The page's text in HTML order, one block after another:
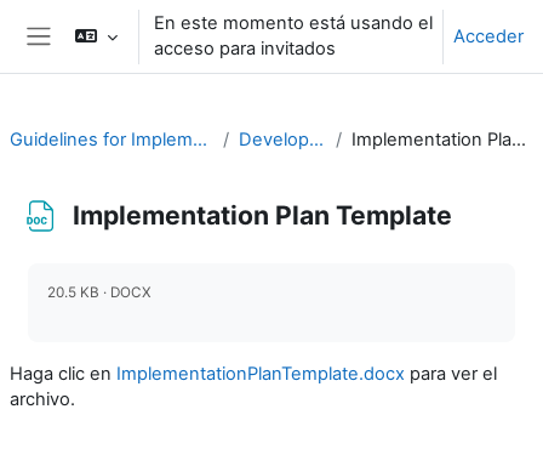
Salta al contenido principal
Panel lateral
En este momento está usando el
acceso para invitados
Acceder
Guidelines for Implementing CAP Develop a Plan Implementation Plan Template
Implementation Plan Template
20.5 KB · DOCX
Haga clic en ImplementationPlanTemplate.docx para ver el
archivo.